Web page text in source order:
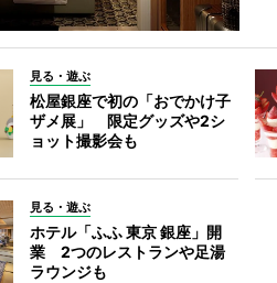
見る・遊ぶ
松屋銀座で初の「おでかけ子
ザメ展」 限定グッズや2シ
ョット撮影会も
見る・遊ぶ
ホテル「ふふ 東京 銀座」開
業 2つのレストランや足湯
ラウンジも